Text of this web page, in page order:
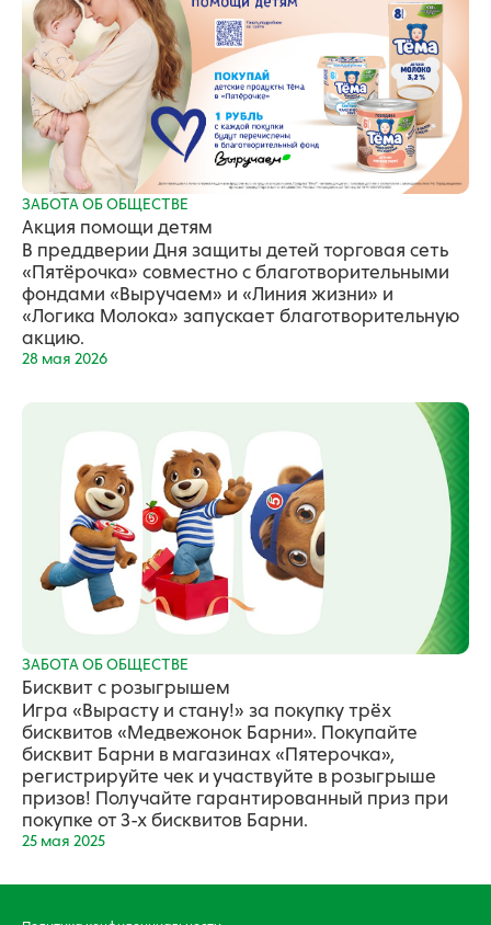
ЗАБОТА ОБ ОБЩЕСТВЕ
Акция помощи детям
В преддверии Дня защиты детей торговая сеть
«Пятёрочка» совместно с благотворительными
фондами «Выручаем» и «Линия жизни» и
«Логика Молока» запускает благотворительную
акцию.
28 мая 2026
ЗАБОТА ОБ ОБЩЕСТВЕ
Бисквит с розыгрышем
Игра «Вырасту и стану!» за покупку трёх
бисквитов «Медвежонок Барни». Покупайте
бисквит Барни в магазинах «Пятерочка»,
регистрируйте чек и участвуйте в розыгрыше
призов! Получайте гарантированный приз при
покупке от 3-х бисквитов Барни.
25 мая 2025